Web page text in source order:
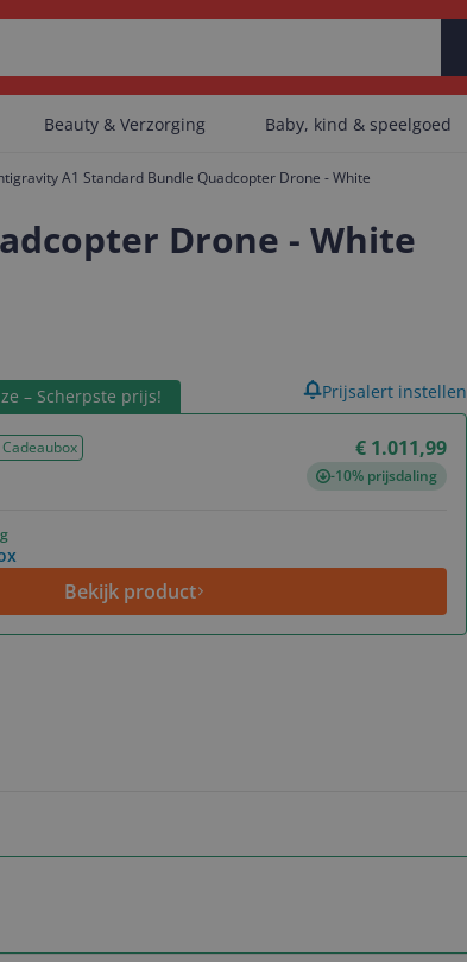
geen categorieën gevonden.
geen artikelen gevonden.
Beauty & Verzorging Baby, kind & speelgoed
A1 Standard Bundle Quadcopter Drone - White
Drone - White
– Scherpste prijs!
€ 1.011,99
-10% prijsdaling
Bekijk product
Prijsalert instellen